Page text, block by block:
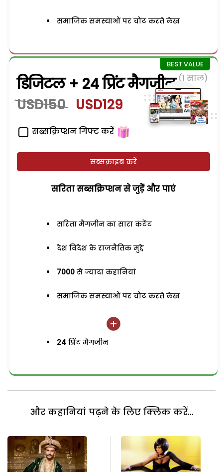
समाजिक समस्याओं पर चोट करते लेख
डिजिटल + 24 प्रिंट मैगजीन (1 साल)
USD150 USD129
सब्सक्रिप्शन गिफ्ट करें
सब्सक्राइब करें
सरिता सब्सक्रिप्शन से जुड़ेें और पाएं
सरिता मैगजीन का सारा कंटेंट
देश विदेश के राजनैतिक मुद्दे
7000 से ज्यादा कहानियां
समाजिक समस्याओं पर चोट करते लेख
24 प्रिंट मैगजीन
और कहानियां पढ़ने के लिए क्लिक करें...